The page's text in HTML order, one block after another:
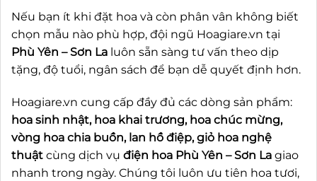
Nếu bạn ít khi đặt hoa và còn phân vân không biết
chọn mẫu nào phù hợp, đội ngũ Hoagiare.vn tại
Phù Yên – Sơn La luôn sẵn sàng tư vấn theo dịp
tặng, độ tuổi, ngân sách để bạn dễ quyết định hơn.
Hoagiare.vn cung cấp đầy đủ các dòng sản phẩm:
hoa sinh nhật, hoa khai trương, hoa chúc mừng,
vòng hoa chia buồn, lan hồ điệp, giỏ hoa nghệ
thuật cùng dịch vụ điện hoa Phù Yên – Sơn La giao
nhanh trong ngày. Chúng tôi luôn ưu tiên hoa tươi,